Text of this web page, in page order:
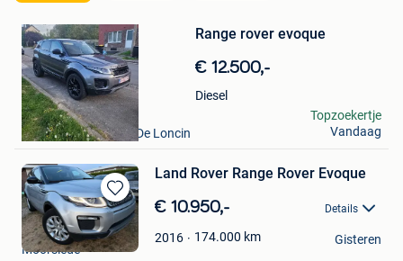
Mijn
Favorieten
Range rover evoque
€ 12.500,-
Diesel
Jennifer Freuville
Grace-Berleur+Part. De Loncin
Topzoekertje
Vandaag
Bewaren
in
Mijn
Favorieten
Land Rover Range Rover Evoque
€ 10.950,- Details
2016 174.000 km
TEC auto
Moorslede
Gisteren